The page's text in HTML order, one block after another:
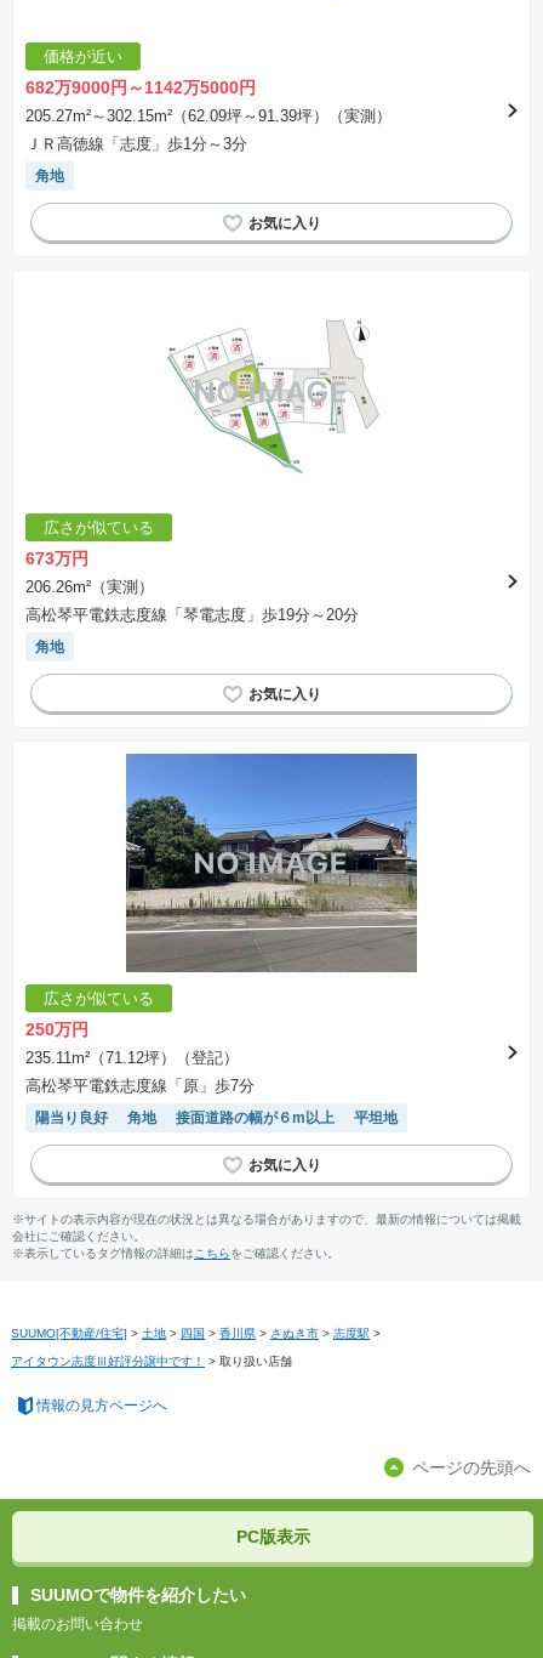
価格が近い
682万9000円～1142万5000円
205.27m²～302.15m²（62.09坪～91.39坪）（実測）
ＪＲ高徳線「志度」歩1分～3分
角地
広さが似ている
673万円
206.26m²（実測）
高松琴平電鉄志度線「琴電志度」歩19分～20分
角地
広さが似ている
250万円
235.11m²（71.12坪）（登記）
高松琴平電鉄志度線「原」歩7分
陽当り良好 角地 接面道路の幅が６m以上 平坦地
※サイトの表示内容が現在の状況とは異なる場合がありますので、最新の情報については掲載
会社にご確認ください。
※表示しているタグ情報の詳細は こちらをご確認ください。
SUUMO[不動産/住宅] > 土地 > 四国 > 香川県 > さぬき市 > 志度駅 >
アイタウン志度Ⅲ好評分譲中です！ > 取り扱い店舗
情報の見方ページへ
ページの先頭へ
PC版表示
SUUMOで物件を紹介したい
掲載のお問い合わせ